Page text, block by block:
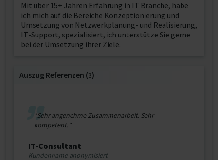
Mit über 15+ Jahren Erfahrung in IT Branche, habe
ich mich auf die Bereiche Konzeptionierung und
Umsetzung von Netzwerkplanung- und Realisierung,
IT-Support, spezialisiert, ich unterstütze Sie gerne
bei der Umsetzung ihrer Ziele.
Auszug Referenzen (3)
"Sehr angenehme Zusammenarbeit. Sehr
kompetent."
IT-Consultant
Kundenname anonymisiert